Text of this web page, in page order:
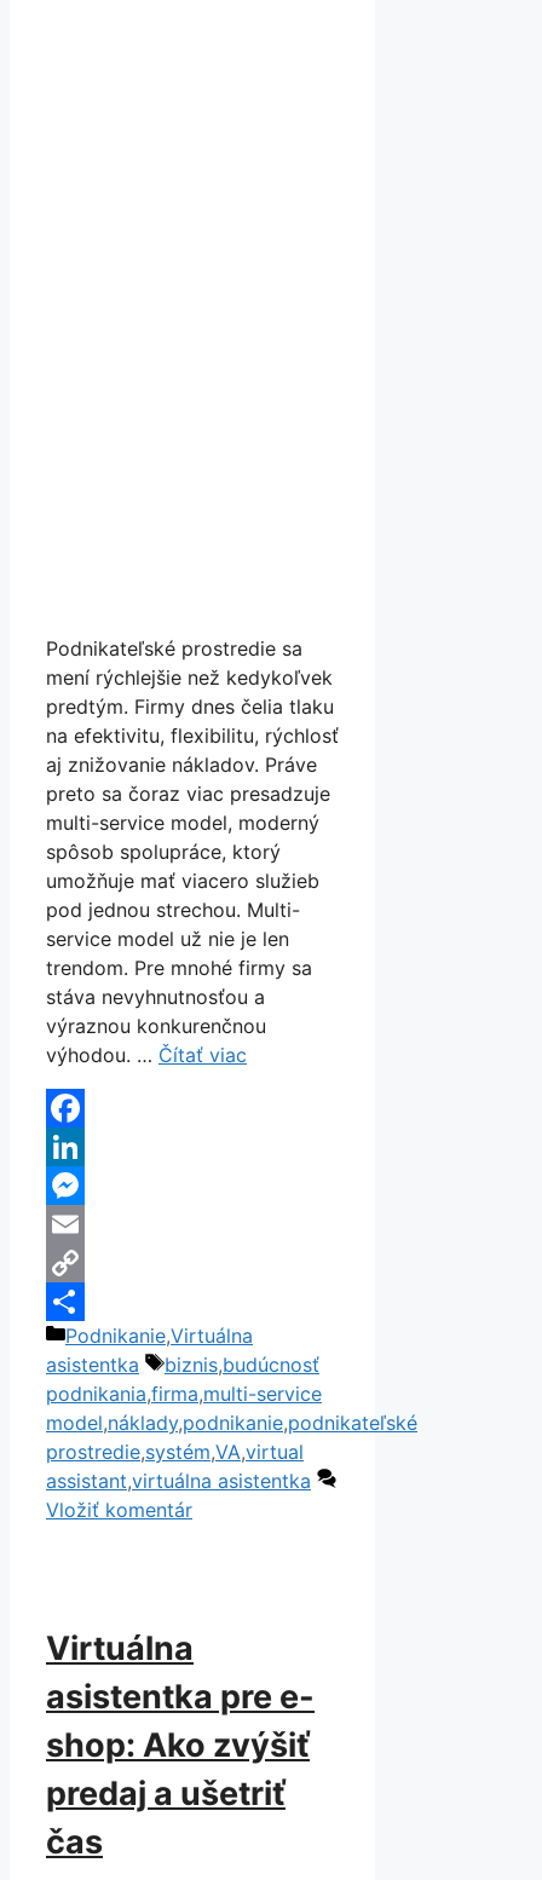
Podnikateľské prostredie sa
mení rýchlejšie než kedykoľvek
predtým. Firmy dnes čelia tlaku
na efektivitu, flexibilitu, rýchlosť
aj znižovanie nákladov. Práve
preto sa čoraz viac presadzuje
multi-service model, moderný
spôsob spolupráce, ktorý
umožňuje mať viacero služieb
pod jednou strechou. Multi-
service model už nie je len
trendom. Pre mnohé firmy sa
stáva nevyhnutnosťou a
výraznou konkurenčnou
výhodou. … Čítať viac
Facebook
LinkedIn
Messenger
Email
Copy
Link
Share
Kategórie
Podnikanie,Virtuálna
asistentka
Značky
biznis,budúcnosť
podnikania,firma,multi-service
model,náklady,podnikanie,podnikateľské
prostredie,systém,VA,virtual
assistant,virtuálna asistentka
Vložiť komentár
Virtuálna
asistentka pre e-
shop: Ako zvýšiť
predaj a ušetriť
čas